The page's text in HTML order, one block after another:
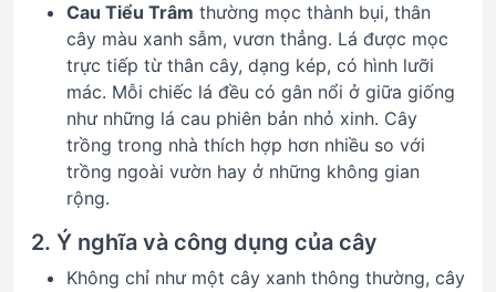
Cau Tiểu Trâm thường mọc thành bụi, thân
cây màu xanh sẫm, vươn thẳng. Lá được mọc
trực tiếp từ thân cây, dạng kép, có hình lưỡi
mác. Mỗi chiếc lá đều có gân nổi ở giữa giống
như những lá cau phiên bản nhỏ xinh. Cây
trồng trong nhà thích hợp hơn nhiều so với
trồng ngoài vườn hay ở những không gian
rộng.
2. Ý nghĩa và công dụng của cây
Không chỉ như một cây xanh thông thường, cây